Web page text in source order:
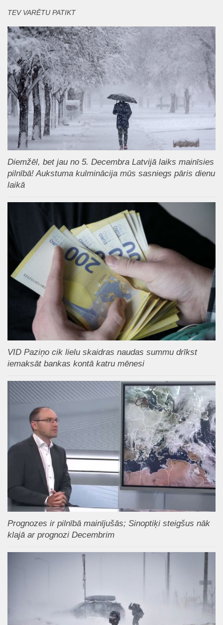
TEV VARĒTU PATIKT
Diemžēl, bet jau no 5. Decembra Latvijā laiks mainīsies
pilnībā! Aukstuma kulminācija mūs sasniegs pāris dienu
laikā
VID Paziņo cik lielu skaidras naudas summu drīkst
iemaksāt bankas kontā katru mēnesi
Prognozes ir pilnībā mainījušās; Sinoptiķi steigšus nāk
klajā ar prognozi Decembrim